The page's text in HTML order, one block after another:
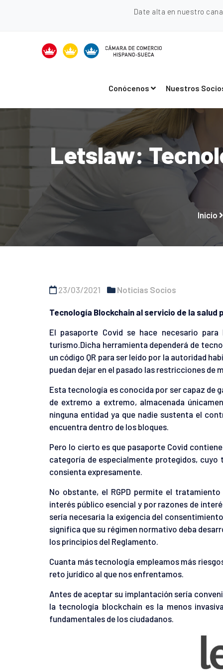
Date alta en nuestro
Conócenos Nuestros
Letslaw:
Inicio
23/03/2021 Noticias Socios
Tecnología Blockchain al servicio de la salud
El pasaporte Covid se hace necesario
turismo.Dicha herramienta dependerá de
un código QR para ser leído por la autoridad
puedan dejar en el pasado las restricciones de
Esta tecnología es conocida por ser capaz de
de extremo a extremo, almacenada
ninguna entidad ya que nadie sustenta el
encuentra dentro de los bloques.
Pero lo cierto es que pasaporte Covid
categoría de especialmente protegidos,
consienta expresamente.
No obstante, el RGPD permite el
interés público esencial y por razones de
sería necesaria la exigencia del
significa que su régimen normativo deba
los principios del Reglamento.
Cuanta más tecnología empleamos más
reto jurídico al que nos enfrentamos.
Antes de aceptar su implantación sería
la tecnología blockchain es la menos
fundamentales de los ciudadanos.